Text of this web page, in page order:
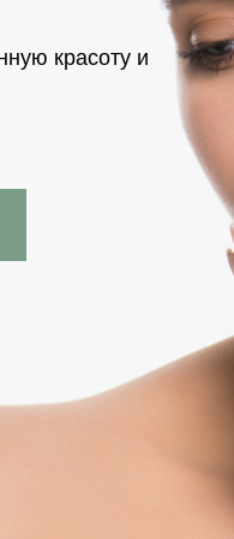
красоту и